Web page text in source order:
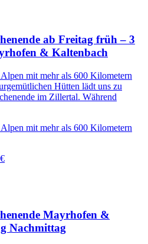
ab Freitag früh – 3
& Kaltenbach
mit mehr als 600 Kilometern
Hütten lädt uns zu
im Zillertal. Während
mit mehr als 600 Kilometern
Mayrhofen &
Nachmittag